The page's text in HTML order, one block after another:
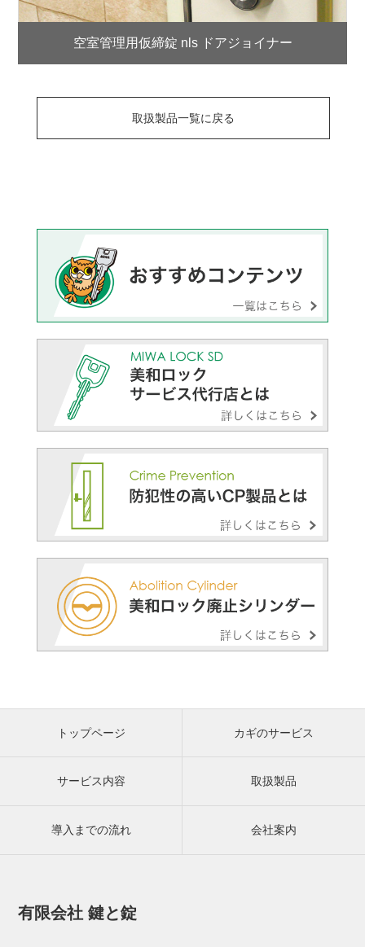
空室管理用仮締錠 nls ドアジョイナー
取扱製品一覧に戻る
トップページ カギのサービス
サービス内容 取扱製品
導入までの流れ 会社案内
有限会社 鍵と錠